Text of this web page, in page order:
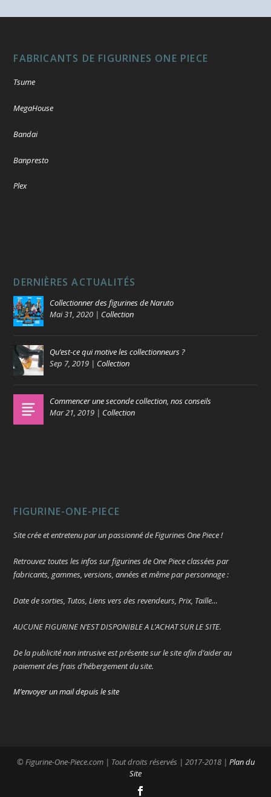
FABRICANTS DE FIGURINES ONE PIECE
Tsume
MegaHouse
Bandai
Banpresto
Plex
DERNIÈRES ACTUALITÉS
Collectionner des figurines de Naruto
Mai 31, 2020 | Collection
Qu’est-ce qui motive les collectionneurs ?
Sep 7, 2019 | Collection
Commencer une seconde collection, nos conseils
Mar 21, 2019 | Collection
FIGURINE-ONE-PIECE
Site crée et entretenu par un passionné de Figurines One Piece !
Retrouvez toutes les infos sur figurines de One Piece classées par
fabricants, gammes, versions, années et même par personnage :
Date de sorties, Tutos, Liens vers des revendeurs, Prix, Taille…
AUCUNE FIGURINE N’EST DISPONIBLE A L’ACHAT SUR LE SITE.
De la publicité non intrusive est présente sur le site afin d’aider au
paiement des frais d’hébergement du site.
M’envoyer un mail depuis le site
© Figurine-One-Piece.com | Tout droits réservés | 2017-2018 | Plan du
Site